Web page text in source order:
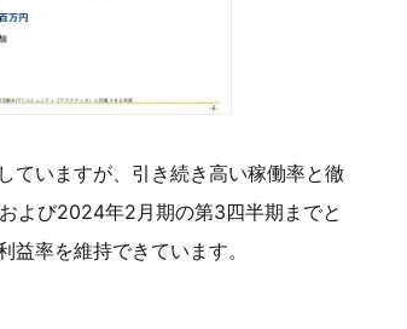
ていますが、引き続き高い稼働率と徹
よび2024年2月期の第3四半期までと
率を維持できています。